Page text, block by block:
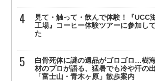
見て・触って・飲んで体験！『UCC
工場』コーヒー体験ツアーに参加し
た
白骨死体に謎の遺品がゴロゴロ…樹
材のプロが語る、猛暑でも冷や汗の
「富士山・青木ヶ原」散歩案内